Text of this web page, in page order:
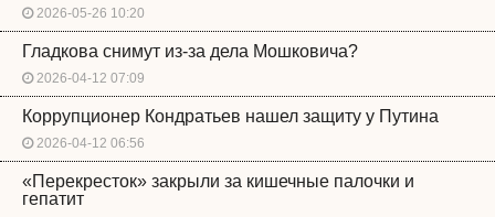
2026-05-26 10:20
Гладкова снимут из-за дела Мошковича?
2026-04-12 07:09
Коррупционер Кондратьев нашел защиту у Путина
2026-04-12 06:56
«Перекресток» закрыли за кишечные палочки и
гепатит